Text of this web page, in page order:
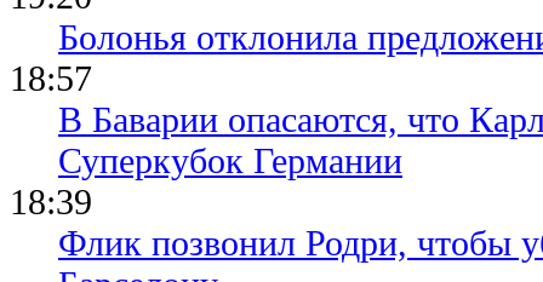
Болонья отклонила
18:57
В Баварии опасаются, что
Суперкубок Германии
18:39
Флик позвонил Родри, чтобы